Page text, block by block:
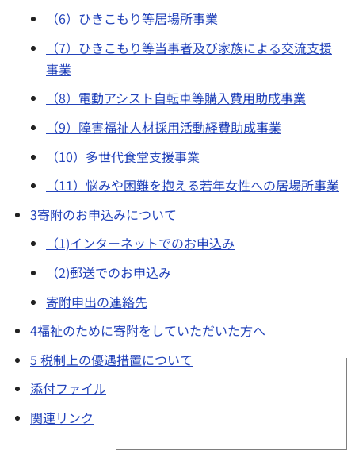
（6）ひきこもり等居場所事業
（7）ひきこもり等当事者及び家族による交流支援
事業
（8）電動アシスト自転車等購入費用助成事業
（9）障害福祉人材採用活動経費助成事業
（10）多世代食堂支援事業
（11）悩みや困難を抱える若年女性への居場所事業
3寄附のお申込みについて
（1)インターネットでのお申込み
（2)郵送でのお申込み
寄附申出の連絡先
4福祉のために寄附をしていただいた方へ
5 税制上の優遇措置について
添付ファイル
関連リンク